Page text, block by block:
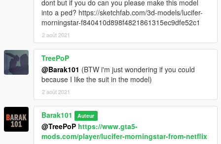
dont but if you do can you please make this model
into a ped? https://sketchfab.com/3d-models/lucifer-
morningstar-f840410d898f4821861315ec9dfe52c1
2 août 2021
TreePoP
@Barak101 (BTW i'm just wondering if you could
because I like the suit in the model)
2 août 2021
Barak101 Auteur
@TreePoP https://www.gta5-
mods.com/player/lucifer-morningstar-from-netflix